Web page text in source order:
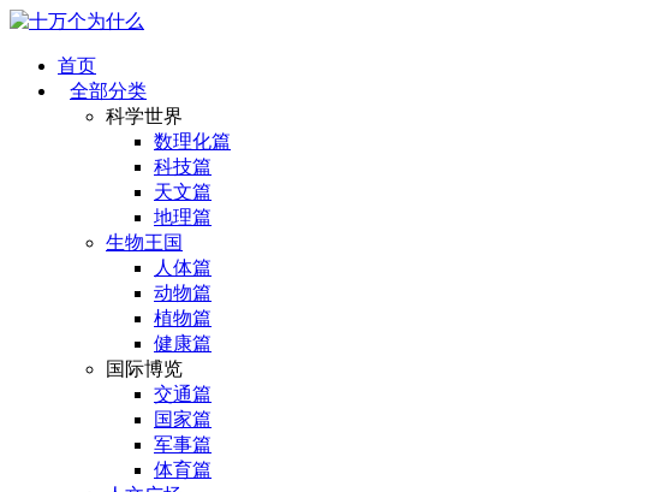
首页
全部分类
科学世界
数理化篇
科技篇
天文篇
地理篇
生物王国
人体篇
动物篇
植物篇
健康篇
国际博览
交通篇
国家篇
军事篇
体育篇